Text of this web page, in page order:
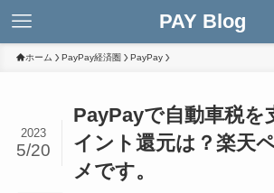
PAY Blog
ホーム PayPay経済圏 PayPay
PayPayで自動車税を
イント還元は？楽天
メです。
2023
5/20